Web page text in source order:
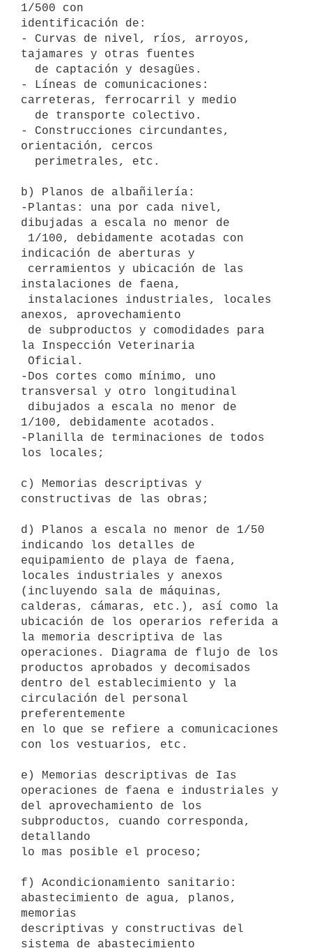
1/500 con
identificación de:
- Curvas de nivel, ríos, arroyos,
tajamares y otras fuentes
- Líneas de comunicaciones:
carreteras, ferrocarril y medio
- Construcciones circundantes,
orientación, cercos
b) Planos de albañilería:
-Plantas: una por cada nivel,
dibujadas a escala no menor de
indicación de aberturas y
instalaciones de faena,
anexos, aprovechamiento
la Inspección Veterinaria
-Dos cortes como mínimo, uno
transversal y otro longitudinal
1/100, debidamente acotados.
-Planilla de terminaciones de todos
los locales;
c) Memorias descriptivas y
constructivas de las obras;
d) Planos a escala no menor de 1/50
indicando los detalles de
equipamiento de playa de faena,
locales industriales y anexos
(incluyendo sala de máquinas,
calderas, cámaras, etc.), así como la
ubicación de los operarios referida a
la memoria descriptiva de las
operaciones. Diagrama de flujo de los
productos aprobados y decomisados
dentro del establecimiento y la
circulación del personal
preferentemente
en lo que se refiere a comunicaciones
con los vestuarios, etc.
e) Memorias descriptivas de Ias
operaciones de faena e industriales y
del aprovechamiento de los
subproductos, cuando corresponda,
detallando
lo mas posible el proceso;
f) Acondicionamiento sanitario:
abastecimiento de agua, planos,
memorias
descriptivas y constructivas del
sistema de abastecimiento